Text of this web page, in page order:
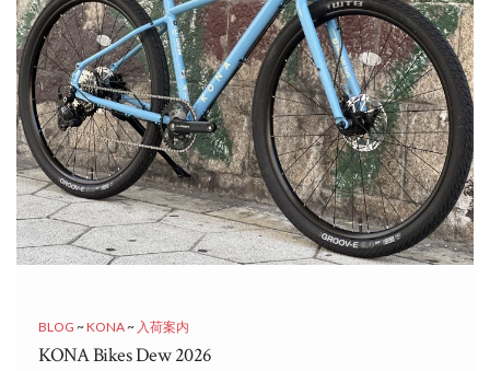
BLOG ~KONA~ 入荷案内
KONA Bikes Dew 2026